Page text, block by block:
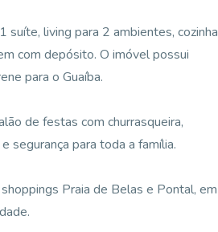
living para 2 ambientes, cozinha
com depósito. O imóvel possui
para o Guaíba.
de festas com churrasqueira,
segurança para toda a família.
Praia de Belas e Pontal, em